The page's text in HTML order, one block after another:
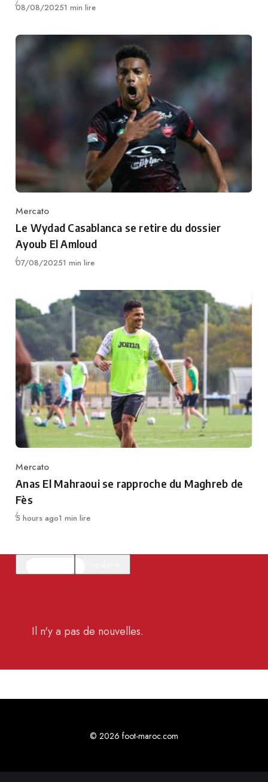
Publié
08/08/20251 min lire
Category
Mercato
Le Wydad Casablanca se retire du dossier
Ayoub El Amloud
Publié
07/08/20251 min lire
Category
Mercato
Anas El Mahraoui se rapproche du Maghreb de
Fès
Publié
5 hours ago1 min lire
Il n'y a pas de nouvelles.
© 2026 foot-maroc.com